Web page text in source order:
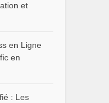
et
en Ligne
en
: Les